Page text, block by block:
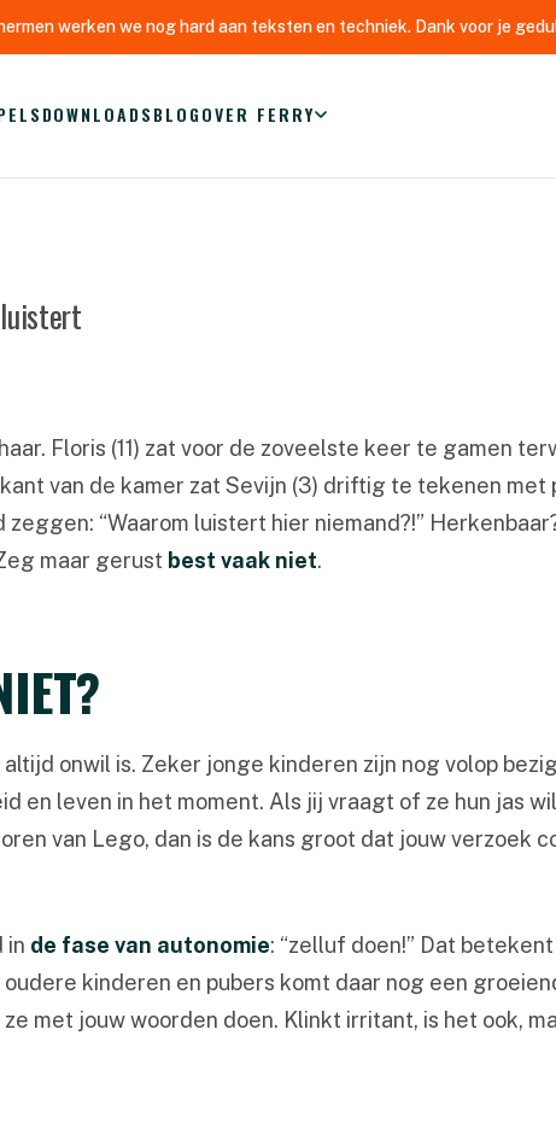
werken we nog hard aan teksten en techniek. Dank voor je
DOWNLOADSBLOGOVER FERRY
Floris (11) zat voor de zoveelste keer te gamen
van de kamer zat Sevijn (3) driftig te tekenen met
“Waarom luistert hier niemand?!”
maar gerust best vaak niet.
onwil is. Zeker jonge kinderen zijn nog volop
en leven in het moment. Als jij vraagt of ze hun jas
van Lego, dan is de kans groot dat jouw verzoek
in de fase van autonomie: “zelluf doen!” Dat
kinderen en pubers komt daar nog een
met jouw woorden doen. Klinkt irritant, is het ook,